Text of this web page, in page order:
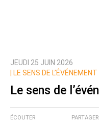
Prévenez-moi de
JEUDI 25 JUIN 2026
LE SENS DE L’ÉVÉNEMENT
Le sens de
ÉCOUTER PARTAGER